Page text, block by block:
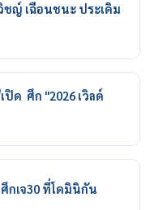
ญ์ เฉือนชนะ ประเดิม
ด ศึก "2026 เวิลด์
กเจ30 ที่โดมินิกัน